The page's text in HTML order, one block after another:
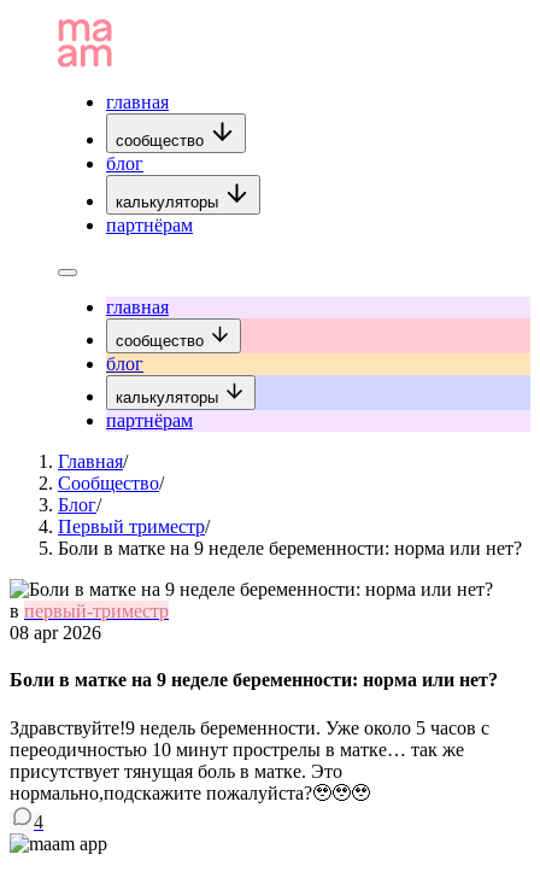
главная
сообщество
блог
калькуляторы
партнёрам
главная
сообщество
блог
калькуляторы
партнёрам
Главная/
Сообщество/
Блог/
Первый триместр/
Боли в матке на 9 неделе беременности: норма или нет?
в первый-триместр
08 apr 2026
Боли в матке на 9 неделе беременности: норма или нет?
Здравствуйте!9 недель беременности. Уже около 5 часов с
переодичностью 10 минут прострелы в матке… так же
присутствует тянущая боль в матке. Это
нормально,подскажите пожалуйста?🥹🥹🥹
4